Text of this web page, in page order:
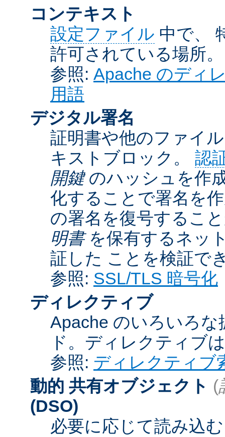
コンテキスト
設定ファイル 中で、
許可されている場所。
参照: Apache のディ
用語
デジタル署名
証明書や他のファイ
キストブロック。 認
開鍵のハッシュを作
化することで署名を
の署名を復号するこ
明書を保有するネッ
証した ことを検証で
参照: SSL/TLS 暗号化
ディレクティブ
Apache のいろいろ
ド。ディレクティブ
参照: ディレクティブ
動的 共有オブジェクト (
(DSO)
必要に応じて読み込